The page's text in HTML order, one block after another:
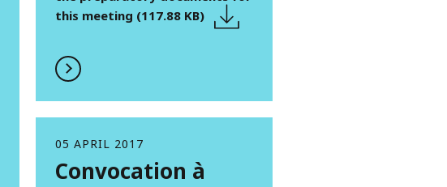
this meeting (117.88 KB)
05 APRIL 2017
Convocation à